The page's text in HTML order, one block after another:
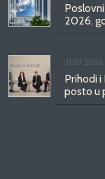
2026.
31.07.2026.
Prihodi i
posto u